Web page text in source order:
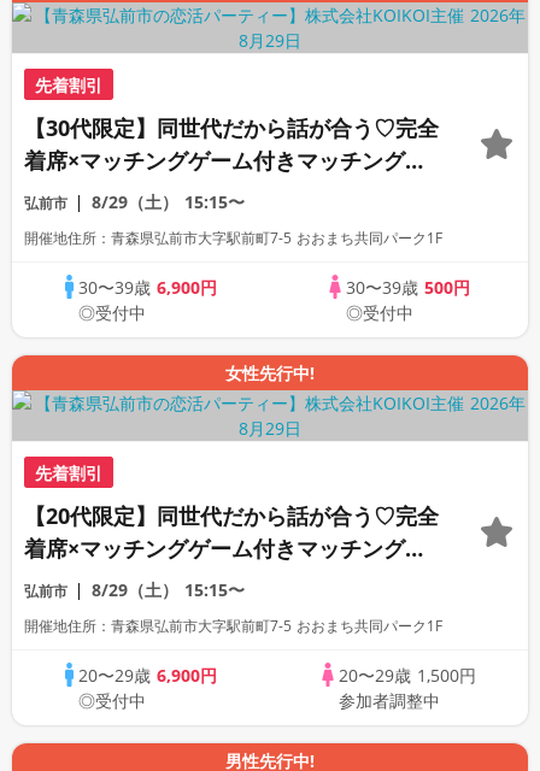
先着割引
【30代限定】同世代だから話が合う♡完全
着席×マッチングゲーム付きマッチングコ
ン
弘前市 8/29（土） 15:15〜
開催地住所：青森県弘前市大字駅前町7-5 おおまち共同パーク1F
30〜39歳6,900円
◎受付中
30〜39歳 500円
◎受付中
女性先行中!
先着割引
【20代限定】同世代だから話が合う♡完全
着席×マッチングゲーム付きマッチングコ
ン
弘前市 8/29（土） 15:15〜
開催地住所：青森県弘前市大字駅前町7-5 おおまち共同パーク1F
20〜29歳6,900円
◎受付中
20〜29歳 1,500円
参加者調整中
男性先行中!